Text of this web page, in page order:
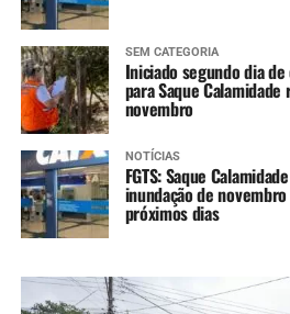
SEM CATEGORIA
Iniciado segundo dia
para Saque
novembro
NOTÍCIAS
FGTS: Saque
inundação de
próximos dias